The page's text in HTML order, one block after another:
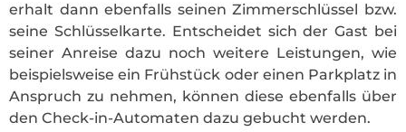
erhalt dann ebenfalls seinen Zimmerschlüssel bzw.
seine Schlüsselkarte. Entscheidet sich der Gast bei
seiner Anreise dazu noch weitere Leistungen, wie
beispielsweise ein Frühstück oder einen Parkplatz in
Anspruch zu nehmen, können diese ebenfalls über
den Check-in-Automaten dazu gebucht werden.